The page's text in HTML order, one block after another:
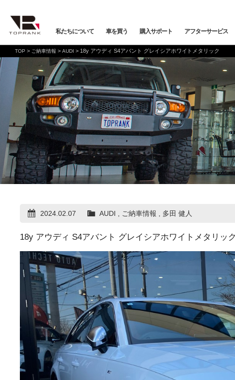
私たちについて 車を買う
車を買う
全ての在庫情報
バックオーダーシステム
オンライン商談
お取り寄せ商談
メーカーから探す
Mercedes-Benz
VOLKSWAGEN
店舗から探す
トップランク本店 トップ
購入サポート
購入サポート
保証・購入プラン 下
お支払いプラン
ロ
オー
アフターサービス
アフターサービス
車検・点検 メ
プロテクションフィルム 輸
店舗/スタッフ情報
店舗一覧
会社概要
プライバシーポリシー
店舗お問い合わせ
トップランク本店 ト
インフォメーション
ニュース&メディア ご
TOP > ご納車情報 > AUDI > 18y アウディ S4アバント グレイシアホワイトメタリック
2024.02.07 AUDI , ご納車情報 , 多田 健人
18y アウディ S4アバント グレイシアホワイトメタリック